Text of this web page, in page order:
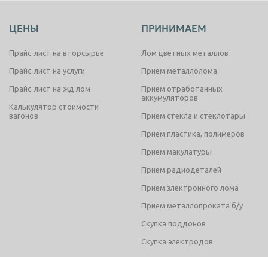
ЦЕНЫ
Прайс-лист на вторсырье
Прайс-лист на услуги
Прайс-лист на жд лом
Калькулятор стоимости
вагонов
ПРИНИМАЕМ
Лом цветных металлов
Прием металлолома
Прием отработанных
аккумуляторов
Прием стекла и стеклотары
Прием пластика, полимеров
Прием макулатуры
Прием радиодеталей
Прием электронного лома
Прием металлопроката б/у
Скупка поддонов
Скупка электродов